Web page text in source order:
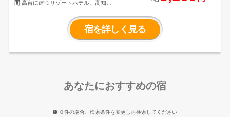
間 高台に建つリゾートホテル。高知県
とした大浴場で旅の疲れを癒し夕食
は、鰹のタタキなど高知のご当地メニ
ューも楽しめる種類豊富なディナービ宿を詳しく見る
あなたにおすすめの宿
０件の場合、検索条件を変更し再検索してください